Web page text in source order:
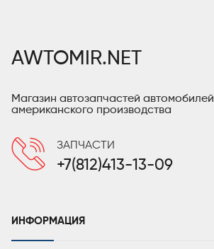
AWTOMIR.NET
Магазин автозапчастей автомобилей
американского производства
ЗАПЧАСТИ
+7(812)413-13-09
ИНФОРМАЦИЯ